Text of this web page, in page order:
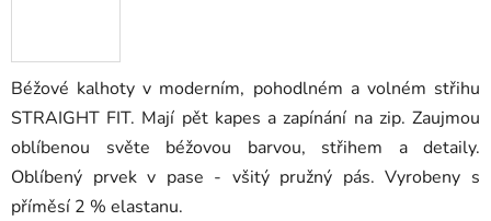
Béžové kalhoty v moderním, pohodlném a volném střihu
STRAIGHT FIT. Mají pět kapes a zapínání na zip. Zaujmou
oblíbenou světe béžovou barvou, střihem a detaily.
Oblíbený prvek v pase - všitý pružný pás. Vyrobeny s
příměsí 2 % elastanu.